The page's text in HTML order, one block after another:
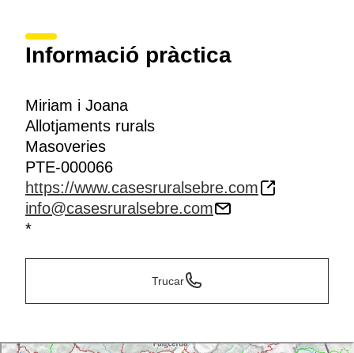
Informació pràctica
Miriam i Joana
Allotjaments rurals
Masoveries
PTE-000066
https://www.casesruralsebre.com
info@casesruralsebre.com
*
Trucar